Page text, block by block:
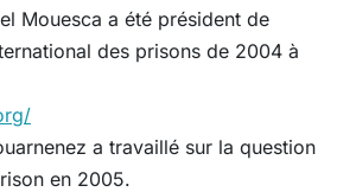
Mouesca a été président de
des prisons de 2004 à
a travaillé sur la question
en 2005.